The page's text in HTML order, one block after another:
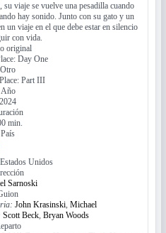
viaje se vuelve una pesadilla cuando
hay sonido. Junto con su gato y un
un viaje en el que debe estar en silencio
con vida.
original
Day One
Otro
Part III
Año
2024
min.
País
Estados Unidos
Sarnoski
John Krasinski, Michael
Scott Beck, Bryan Woods